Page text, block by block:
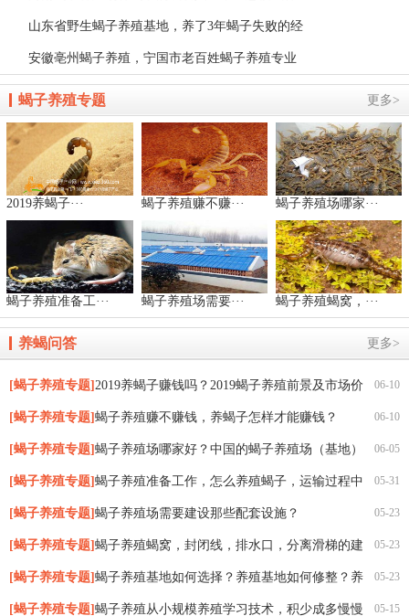
山东省野生蝎子养殖基地，养了3年蝎子失败的经
安徽亳州蝎子养殖，宁国市老百姓蝎子养殖专业
更多>
蝎子养殖专题
2019养蝎子··· 蝎子养殖赚不赚··· 蝎子养殖场哪家···
蝎子养殖准备工··· 蝎子养殖场需要··· 蝎子养殖蝎窝，···
更多>
养蝎问答
06-10
[蝎子养殖专题]2019养蝎子赚钱吗？2019蝎子养殖前景及市场价
格行情分析 06-10
[蝎子养殖专题]蝎子养殖赚不赚钱，养蝎子怎样才能赚钱？
06-05
[蝎子养殖专题]蝎子养殖场哪家好？中国的蝎子养殖场（基地）
在哪？ 05-31
[蝎子养殖专题]蝎子养殖准备工作，怎么养殖蝎子，运输过程中
需要注意什么？ 05-23
[蝎子养殖专题]蝎子养殖场需要建设那些配套设施？
05-23
[蝎子养殖专题]蝎子养殖蝎窝，封闭线，排水口，分离滑梯的建
造与规范 05-23
[蝎子养殖专题]蝎子养殖基地如何选择？养殖基地如何修整？养
殖基地如何规划？ 05-15
[蝎子养殖专题]蝎子养殖从小规模养殖学习技术，积少成多慢慢